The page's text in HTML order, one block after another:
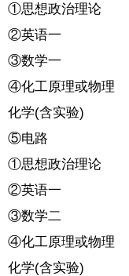
①思想政治理论
②英语一
③数学一
④化工原理或物理
化学(含实验)
⑤电路
①思想政治理论
②英语一
③数学二
④化工原理或物理
化学(含实验)